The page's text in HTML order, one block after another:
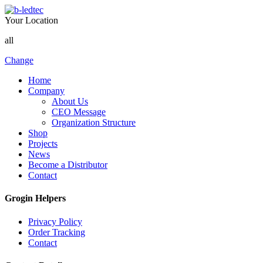
Your Location
all
Change
Home
Company
About Us
CEO Message
Organization Structure
Shop
Projects
News
Become a Distributor
Contact
Grogin Helpers
Privacy Policy
Order Tracking
Contact